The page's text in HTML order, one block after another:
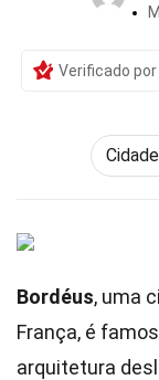
Verificado
Bordéus, uma
França, é
arquitetura